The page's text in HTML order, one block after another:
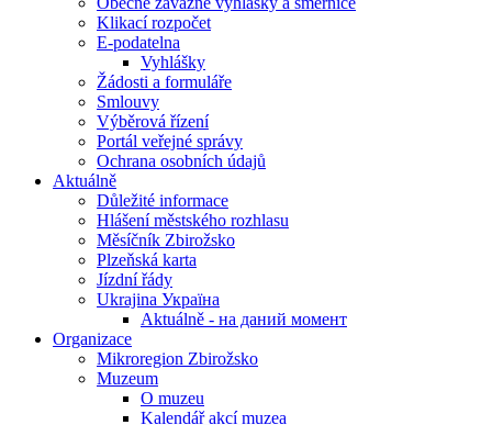
Klikací rozpočet
E-podatelna
Vyhlášky
Žádosti a formuláře
Smlouvy
Výběrová řízení
Portál veřejné správy
Ochrana osobních údajů
Aktuálně
Důležité informace
Hlášení městského rozhlasu
Měsíčník Zbirožsko
Plzeňská karta
Jízdní řády
Ukrajina Україна
Aktuálně - на даний момент
Organizace
Mikroregion Zbirožsko
Muzeum
O muzeu
Kalendář akcí muzea